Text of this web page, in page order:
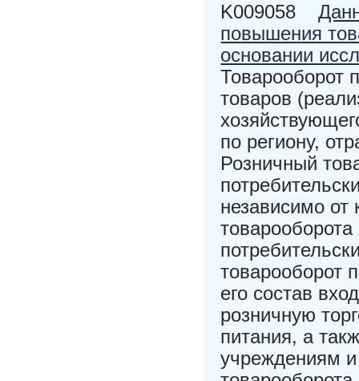
K009058
повышения
основании
Товарооборот
товаров
по региону,
Розничный
независимо от
товарооборот
его состав
розничную
питания, а
учреждениям